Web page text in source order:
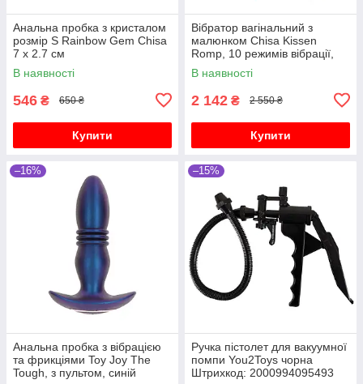
Анальна пробка з кристалом
розмір S Rainbow Gem Chisa
7 х 2.7 см
В наявності
546 ₴ 650 ₴
Купити
Вібратор вагінальний з
малюнком Chisa Kissen
Romp, 10 режимів вібрації,
чорний
В наявності
2 142 ₴ 2 550 ₴
Купити
–16%
Анальна пробка з вібрацією
та фрикціями Toy Joy The
Tough, з пультом, синій
–15%
Ручка пістолет для вакуумної
помпи You2Toys чорна
Штрихкод: 2000994095493